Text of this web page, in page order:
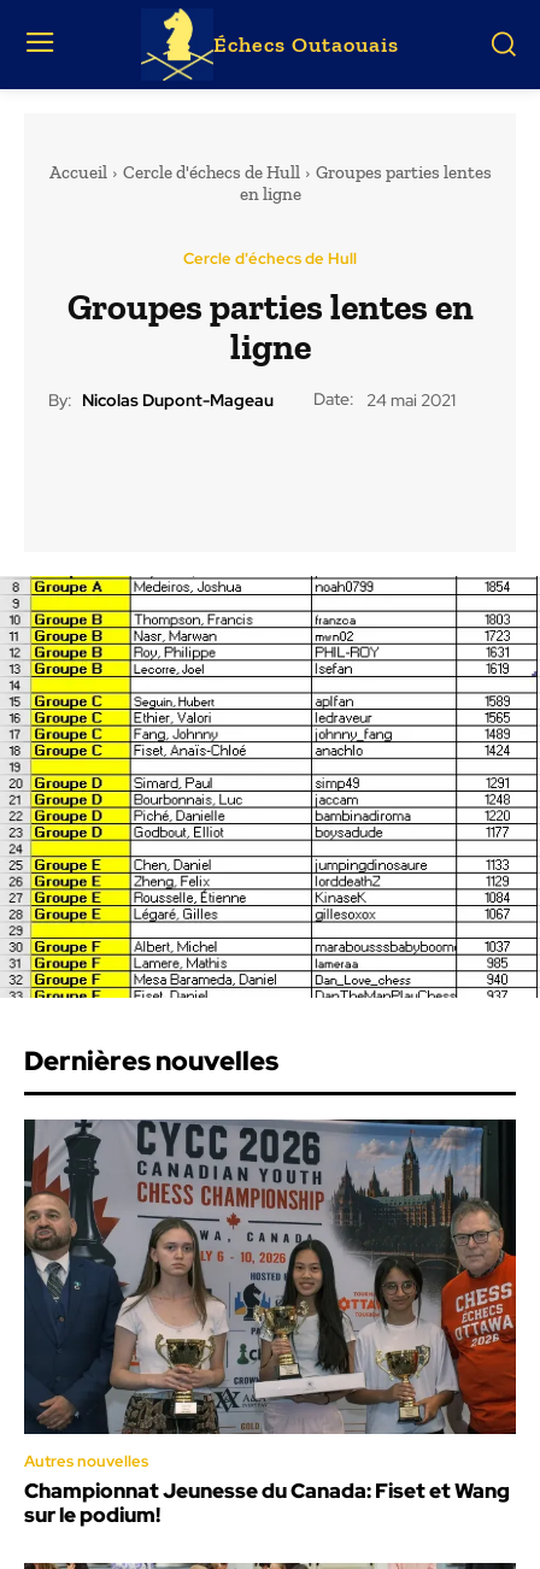
Échecs Outaouais
Accueil Cercle d'échecs de Hull
Groupes parties lentes
en ligne
Cercle d'échecs de Hull
Groupes parties lentes en
ligne
By: Nicolas Dupont-Mageau Date: 24 mai 2021
Dernières nouvelles
Autres nouvelles
Championnat Jeunesse du Canada: Fiset et Wang
sur le podium!